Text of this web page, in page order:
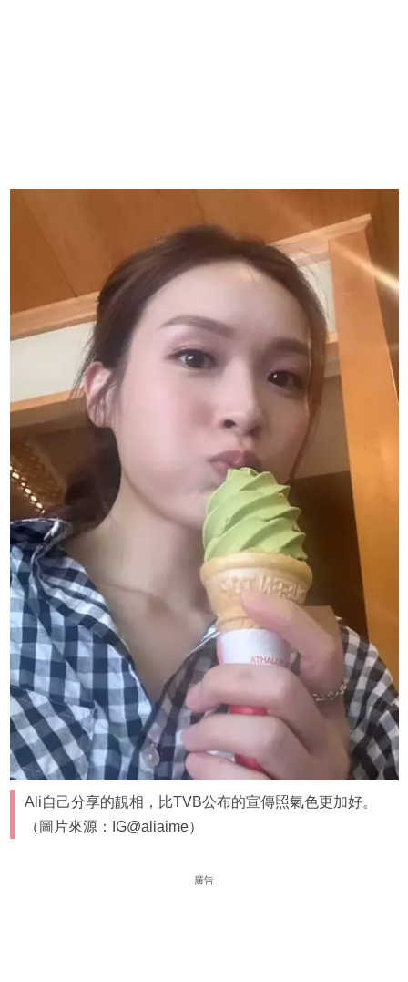
Ali自己分享的靚相，比TVB公布的宣傳照氣色更加好。
（圖片來源：IG@aliaime）
廣告